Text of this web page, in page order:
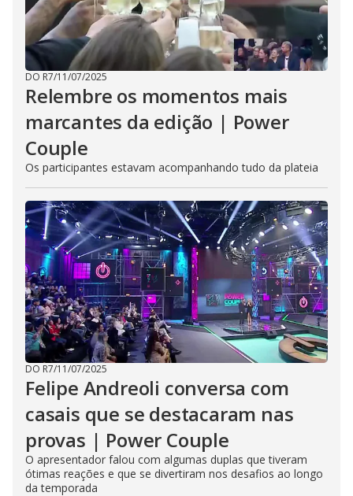
DO R7/11/07/2025
Relembre os momentos mais
marcantes da edição | Power
Couple
Os participantes estavam acompanhando tudo da plateia
DO R7/11/07/2025
Felipe Andreoli conversa com
casais que se destacaram nas
provas | Power Couple
O apresentador falou com algumas duplas que tiveram
ótimas reações e que se divertiram nos desafios ao longo
da temporada